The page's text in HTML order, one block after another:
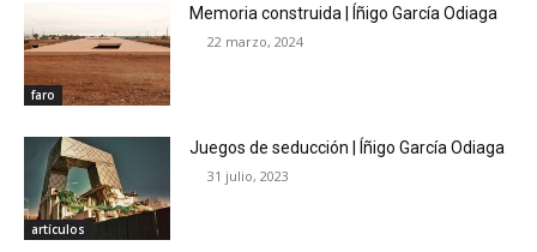
faro
Memoria construida | Íñigo García Odiaga
22 marzo, 2024
artículos
Juegos de seducción | Íñigo García Odiaga
31 julio, 2023